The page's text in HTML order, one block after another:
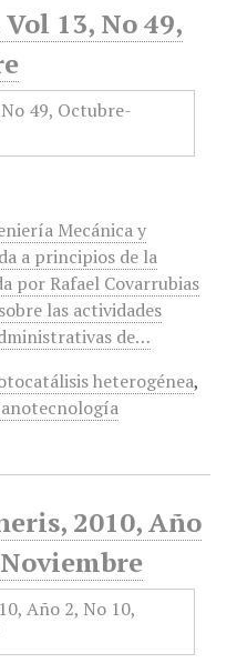
13, No 49,
Mecánica y
a principios de la
por Rafael Covarrubias
las actividades
de…
heterogénea,
2010, Año